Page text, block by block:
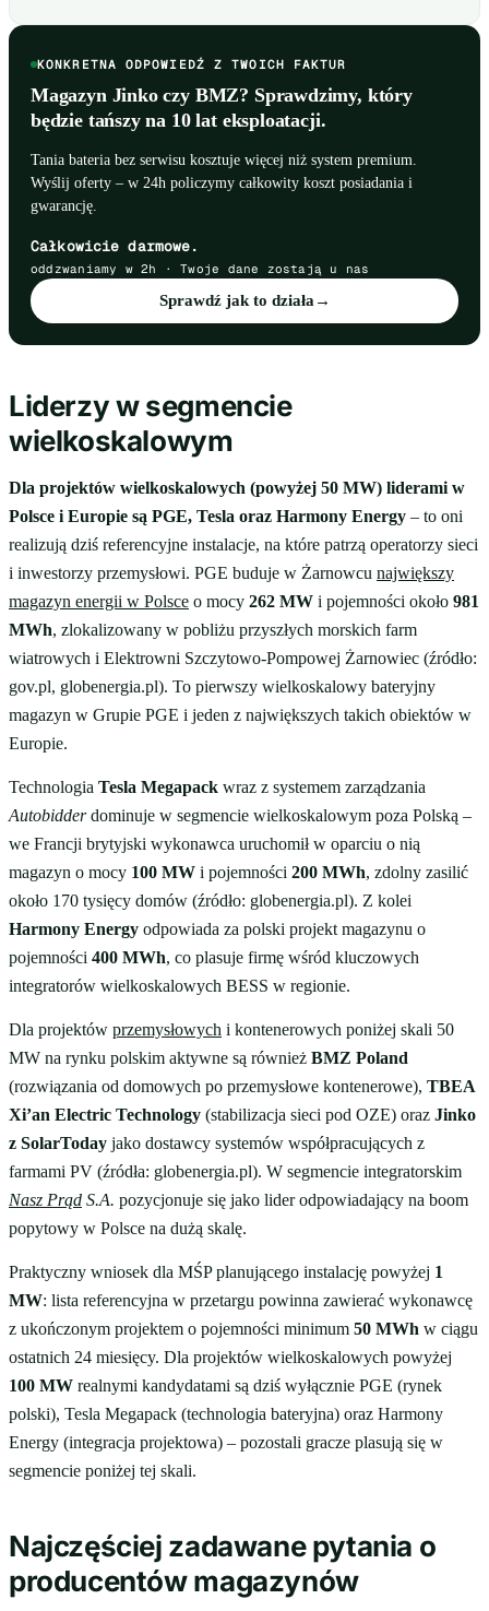
KONKRETNA ODPOWIEDŹ Z TWOICH FAKTUR
Magazyn Jinko czy BMZ? Sprawdzimy, który
będzie tańszy na 10 lat eksploatacji.
Tania bateria bez serwisu kosztuje więcej niż system premium.
Wyślij oferty – w 24h policzymy całkowity koszt posiadania i
gwarancję.
Sprawdź jak to działa →
Całkowicie darmowe.
oddzwaniamy w 2h · Twoje dane zostają u nas
Liderzy w segmencie
wielkoskalowym
Dla projektów wielkoskalowych (powyżej 50 MW) liderami w
Polsce i Europie są PGE, Tesla oraz Harmony Energy – to oni
realizują dziś referencyjne instalacje, na które patrzą operatorzy sieci
i inwestorzy przemysłowi. PGE buduje w Żarnowcu największy
magazyn energii w Polsce o mocy 262 MW i pojemności około 981
MWh, zlokalizowany w pobliżu przyszłych morskich farm
wiatrowych i Elektrowni Szczytowo-Pompowej Żarnowiec (źródło:
gov.pl, globenergia.pl). To pierwszy wielkoskalowy bateryjny
magazyn w Grupie PGE i jeden z największych takich obiektów w
Europie.
Technologia Tesla Megapack wraz z systemem zarządzania
Autobidderdominuje w segmencie wielkoskalowym poza Polską –
we Francji brytyjski wykonawca uruchomił w oparciu o nią
magazyn o mocy 100 MW i pojemności 200 MWh, zdolny zasilić
około 170 tysięcy domów (źródło: globenergia.pl). Z kolei
Harmony Energy odpowiada za polski projekt magazynu o
pojemności 400 MWh, co plasuje firmę wśród kluczowych
integratorów wielkoskalowych BESS w regionie.
Dla projektów przemysłowych i kontenerowych poniżej skali 50
MW na rynku polskim aktywne są również BMZ Poland
(rozwiązania od domowych po przemysłowe kontenerowe), TBEA
Xi’an Electric Technology (stabilizacja sieci pod OZE) oraz Jinko
z SolarToday jako dostawcy systemów współpracujących z
farmami PV (źródła: globenergia.pl). W segmencie integratorskim
Nasz Prąd S.A. pozycjonuje się jako lider odpowiadający na boom
popytowy w Polsce na dużą skalę.
Praktyczny wniosek dla MŚP planującego instalację powyżej 1
MW: lista referencyjna w przetargu powinna zawierać wykonawcę
z ukończonym projektem o pojemności minimum 50 MWh w ciągu
ostatnich 24 miesięcy. Dla projektów wielkoskalowych powyżej
100 MW realnymi kandydatami są dziś wyłącznie PGE (rynek
polski), Tesla Megapack (technologia bateryjna) oraz Harmony
Energy (integracja projektowa) – pozostali gracze plasują się w
segmencie poniżej tej skali.
Najczęściej zadawane pytania o
producentów magazynów